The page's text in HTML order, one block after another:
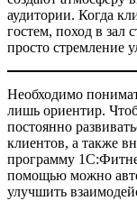
аудитории. Когда
гостем, поход в зал
просто стремление
Необходимо
лишь ориентир.
постоянно
клиентов, а также
программу
помощью можно
улучшить